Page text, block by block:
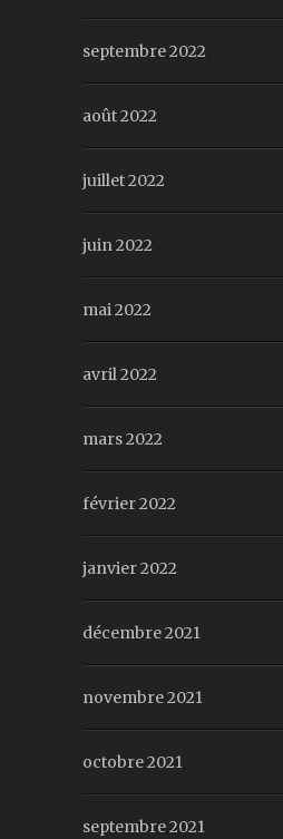
septembre 2022
août 2022
juillet 2022
juin 2022
mai 2022
avril 2022
mars 2022
février 2022
janvier 2022
décembre 2021
novembre 2021
octobre 2021
septembre 2021